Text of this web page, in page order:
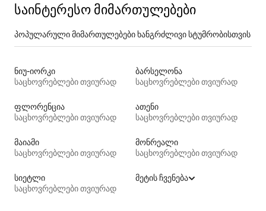
საინტერესო მიმართულებები
პოპულარული მიმართულებები ხანგრძლივი სტუმრობისთვის
ნიუ-იორკი
საცხოვრებლები თვიურად
ბარსელონა
საცხოვრებლები თვიურად
ფლორენცია
საცხოვრებლები თვიურად
ათენი
საცხოვრებლები თვიურად
მაიამი
საცხოვრებლები თვიურად
მონრეალი
საცხოვრებლები თვიურად
სიეტლი
საცხოვრებლები თვიურად
მეტის ჩვენება